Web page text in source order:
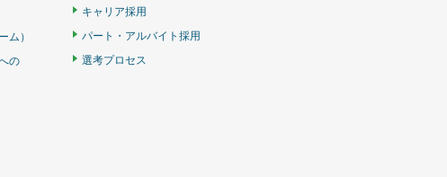
ム）
の
キャリア採用
パート・アルバイト採用
選考プロセス